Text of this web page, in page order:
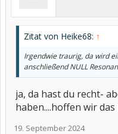
Zitat von Heike68: ↑
Irgendwie traurig, da wird
anschließend NULL
ja, da hast du recht-
haben....hoffen wir das
19. September 2024